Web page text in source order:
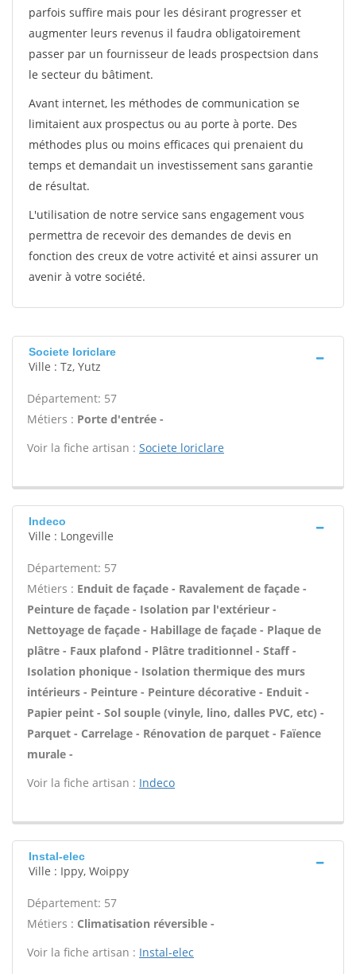
parfois suffire mais pour les désirant progresser et
augmenter leurs revenus il faudra obligatoirement
passer par un fournisseur de leads prospectsion dans
le secteur du bâtiment.
Avant internet, les méthodes de communication se
limitaient aux prospectus ou au porte à porte. Des
méthodes plus ou moins efficaces qui prenaient du
temps et demandait un investissement sans garantie
de résultat.
L'utilisation de notre service sans engagement vous
permettra de recevoir des demandes de devis en
fonction des creux de votre activité et ainsi assurer un
avenir à votre société.
Societe loriclare
Ville : Tz, Yutz
Département: 57
Métiers : Porte d'entrée -
Voir la fiche artisan : Societe loriclare
Indeco
Ville : Longeville
Département: 57
Métiers : Enduit de façade - Ravalement de façade -
Peinture de façade - Isolation par l'extérieur -
Nettoyage de façade - Habillage de façade - Plaque de
plâtre - Faux plafond - Plâtre traditionnel - Staff -
Isolation phonique - Isolation thermique des murs
intérieurs - Peinture - Peinture décorative - Enduit -
Papier peint - Sol souple (vinyle, lino, dalles PVC, etc) -
Parquet - Carrelage - Rénovation de parquet - Faïence
murale -
Voir la fiche artisan : Indeco
Instal-elec
Ville : Ippy, Woippy
Département: 57
Métiers : Climatisation réversible -
Voir la fiche artisan : Instal-elec